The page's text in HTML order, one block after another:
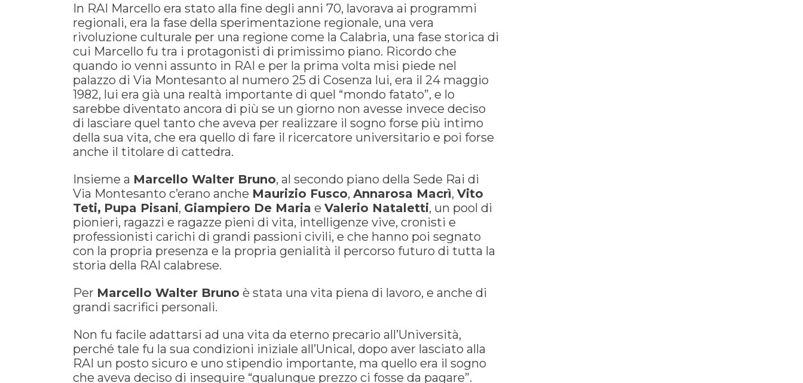
In RAI Marcello era stato alla fine degli anni 70, lavorava ai programmi
regionali, era la fase della sperimentazione regionale, una vera
rivoluzione culturale per una regione come la Calabria, una fase storica di
cui Marcello fu tra i protagonisti di primissimo piano. Ricordo che
quando io venni assunto in RAI e per la prima volta misi piede nel
palazzo di Via Montesanto al numero 25 di Cosenza lui, era il 24 maggio
1982, lui era già una realtà importante di quel “mondo fatato”, e lo
sarebbe diventato ancora di più se un giorno non avesse invece deciso
di lasciare quel tanto che aveva per realizzare il sogno forse più intimo
della sua vita, che era quello di fare il ricercatore universitario e poi forse
anche il titolare di cattedra.
Insieme a Marcello Walter Bruno, al secondo piano della Sede Rai di
Via Montesanto c’erano anche Maurizio Fusco, Annarosa Macrì, Vito
Teti, Pupa Pisani, Giampiero De Maria e Valerio Nataletti, un pool di
pionieri, ragazzi e ragazze pieni di vita, intelligenze vive, cronisti e
professionisti carichi di grandi passioni civili, e che hanno poi segnato
con la propria presenza e la propria genialità il percorso futuro di tutta la
storia della RAI calabrese.
Per Marcello Walter Bruno è stata una vita piena di lavoro, e anche di
grandi sacrifici personali.
Non fu facile adattarsi ad una vita da eterno precario all’Università,
perché tale fu la sua condizioni iniziale all’Unical, dopo aver lasciato alla
RAI un posto sicuro e uno stipendio importante, ma quello era il sogno
che aveva deciso di inseguire “qualunque prezzo ci fosse da pagare”.